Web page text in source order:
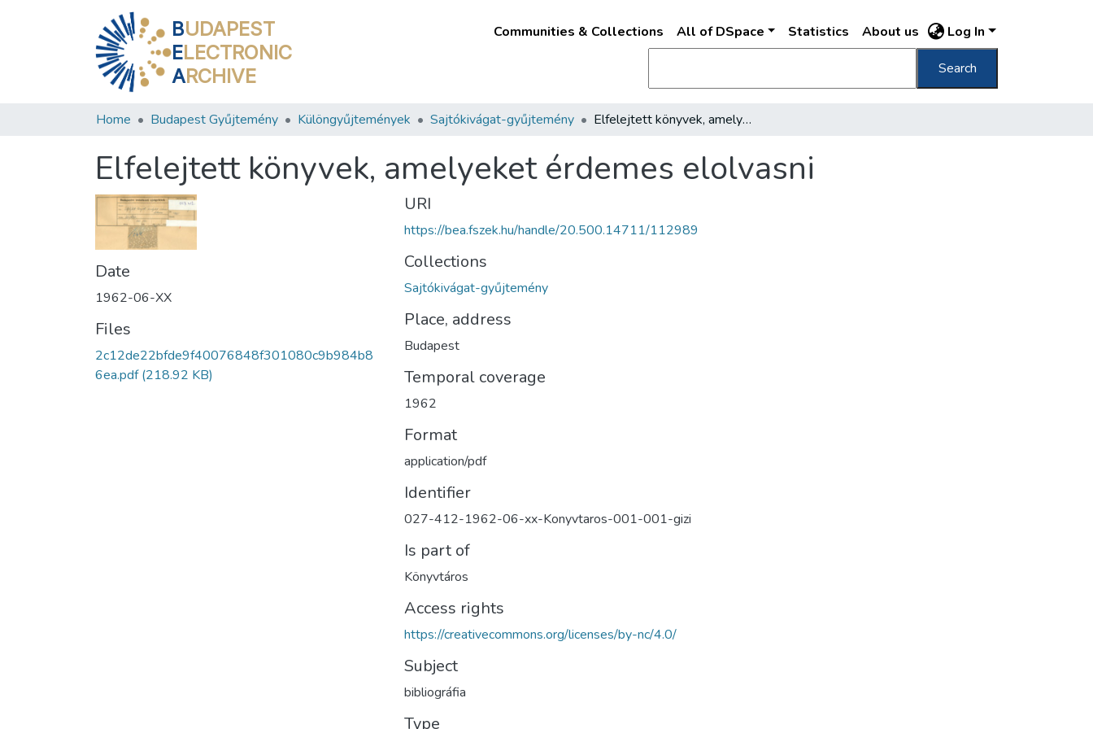
BUDAPEST
ELECTRONIC
ARCHIVE
Communities & Collections All of DSpace Statistics About us Log In
Search
Home Budapest Gyűjtemény Különgyűjtemények Sajtókivágat-gyűjtemény Elfelejtett könyvek, amelyeket érdemes elolvasni
Elfelejtett könyvek, amelyeket érdemes elolvasni
Date
1962-06-XX
Files
2c12de22bfde9f40076848f301080c9b984b8
6ea.pdf(218.92 KB)
URI
https://bea.fszek.hu/handle/20.500.14711/112989
Collections
Sajtókivágat-gyűjtemény
Place, address
Budapest
Temporal coverage
1962
Format
application/pdf
Identifier
027-412-1962-06-xx-Konyvtaros-001-001-gizi
Is part of
Könyvtáros
Access rights
https://creativecommons.org/licenses/by-nc/4.0/
Subject
bibliográfia
Type